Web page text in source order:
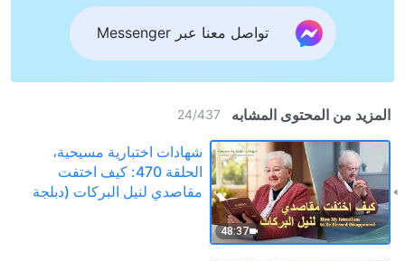
تواصل معنا عبر Messenger
المزيد من المحتوى المشابه 24/437
48:37
شهادات اختبارية مسيحية،
الحلقة 470: كيف اختفت
مقاصدي لنيل البركات (دبلجة